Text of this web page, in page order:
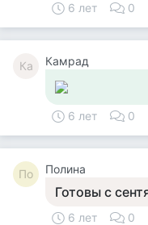
6 лет 0
Ка Камрад
6 лет 0
По Полина
Готовы с
6 лет 0